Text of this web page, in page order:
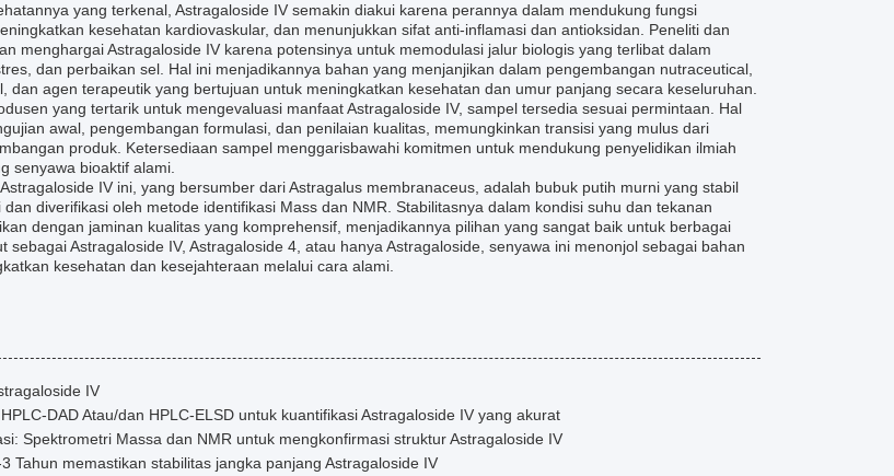
yang terkenal, Astragaloside IV semakin diakui karena perannya dalam mendukung fungsi
kesehatan kardiovaskular, dan menunjukkan sifat anti-inflamasi dan antioksidan. Peneliti dan
menghargai Astragaloside IV karena potensinya untuk memodulasi jalur biologis yang terlibat dalam
dan perbaikan sel. Hal ini menjadikannya bahan yang menjanjikan dalam pengembangan nutraceutical,
dan agen terapeutik yang bertujuan untuk meningkatkan kesehatan dan umur panjang secara keseluruhan.
yang tertarik untuk mengevaluasi manfaat Astragaloside IV, sampel tersedia sesuai permintaan. Hal
awal, pengembangan formulasi, dan penilaian kualitas, memungkinkan transisi yang mulus dari
produk. Ketersediaan sampel menggarisbawahi komitmen untuk mendukung penyelidikan ilmiah
senyawa bioaktif alami.
IV ini, yang bersumber dari Astragalus membranaceus, adalah bubuk putih murni yang stabil
diverifikasi oleh metode identifikasi Mass dan NMR. Stabilitasnya dalam kondisi suhu dan tekanan
dengan jaminan kualitas yang komprehensif, menjadikannya pilihan yang sangat baik untuk berbagai
sebagai Astragaloside IV, Astragaloside 4, atau hanya Astragaloside, senyawa ini menonjol sebagai bahan
kesehatan dan kesejahteraan melalui cara alami.
IV
DAD Atau/dan HPLC-ELSD untuk kuantifikasi Astragaloside IV yang akurat
Spektrometri Massa dan NMR untuk mengkonfirmasi struktur Astragaloside IV
Tahun memastikan stabilitas jangka panjang Astragaloside IV